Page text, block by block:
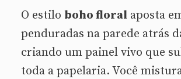
O estilo boho floral aposta
penduradas na parede atrás
criando um painel vivo que
toda a papelaria. Você